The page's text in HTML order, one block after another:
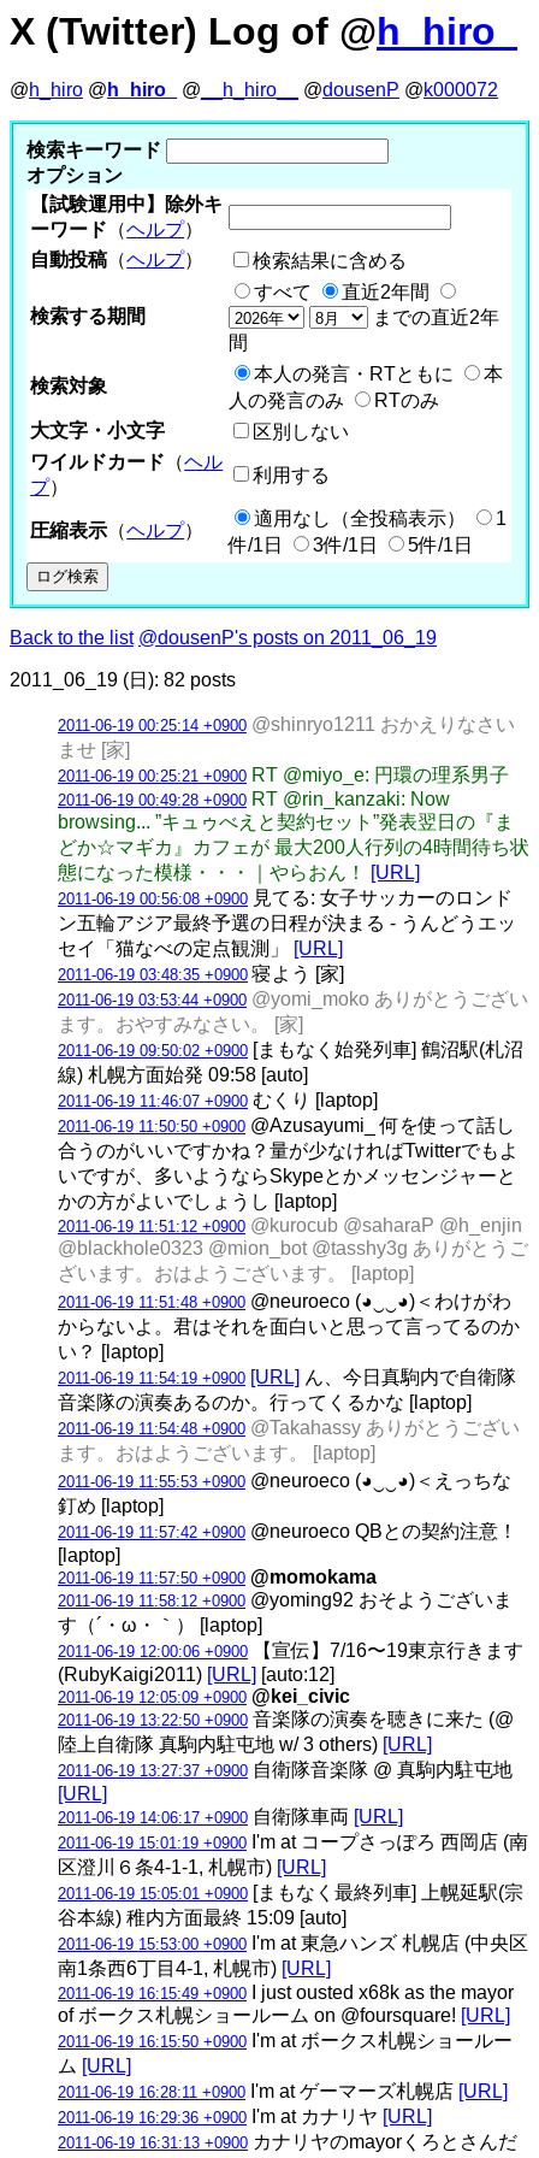
X (Twitter) Log of @h_hiro_
@h_hiro @ h_hiro_ @ __h_hiro__ @dousenP @k000072
検索キーワード
オプション
【試験運用中】除外キ
ーワード （ヘルプ）
自動投稿 （ヘルプ） 検索結果に含める
検索する期間
すべて
直近2年間
までの直近2年
間
検索対象
本人の発言・RTともに
本
人の発言のみ
RTのみ
大文字・小文字
区別しない
ワイルドカード （ヘル
プ）
利用する
圧縮表示 （ヘルプ）
適用なし（全投稿表示）
1
件/1日
3件/1日 5件/1日
Back to the list @dousenP's posts on 2011_06_19
2011_06_19 (日): 82 posts
2011-06-19 00:25:14 +0900 @shinryo1211 おかえりなさい
ませ [家]
2011-06-19 00:25:21 +0900 RT @miyo_e: 円環の理系男子
2011-06-19 00:49:28 +0900 RT @rin_kanzaki: Now
browsing... ”キュゥべえと契約セット”発表翌日の『ま
どか☆マギカ』カフェが 最大200人行列の4時間待ち状
態になった模様・・・｜やらおん！
[URL]
2011-06-19 00:56:08 +0900 見てる: 女子サッカーのロンド
ン五輪アジア最終予選の日程が決まる - うんどうエッ
セイ「猫なべの定点観測」
[URL]
2011-06-19 03:48:35 +0900 寝よう [家]
2011-06-19 03:53:44 +0900 @yomi_moko ありがとうござい
ます。おやすみなさい。 [家]
2011-06-19 09:50:02 +0900 [まもなく始発列車] 鶴沼駅(札沼
線) 札幌方面始発 09:58 [auto]
2011-06-19 11:46:07 +0900 むくり [laptop]
2011-06-19 11:50:50 +0900 @Azusayumi_ 何を使って話し
合うのがいいですかね？量が少なければTwitterでもよ
いですが、多いようならSkypeとかメッセンジャーと
かの方がよいでしょうし [laptop]
2011-06-19 11:51:12 +0900 @kurocub @saharaP @h_enjin
@blackhole0323 @mion_bot @tasshy3g ありがとうご
ざいます。おはようございます。 [laptop]
2011-06-19 11:51:48 +0900 @neuroeco (◕‿‿◕)＜わけがわ
からないよ。君はそれを面白いと思って言ってるのか
い？ [laptop]
2011-06-19 11:54:19 +0900 [URL] ん、今日真駒内で自衛隊
音楽隊の演奏あるのか。行ってくるかな [laptop]
2011-06-19 11:54:48 +0900 @Takahassy ありがとうござい
ます。おはようございます。 [laptop]
2011-06-19 11:55:53 +0900 @neuroeco (◕‿‿◕)＜えっちな
釘め [laptop]
2011-06-19 11:57:42 +0900 @neuroeco QBとの契約注意！
[laptop]
2011-06-19 11:57:50 +0900 @momokama
2011-06-19 11:58:12 +0900 @yoming92 おそようございま
す（´・ω・｀） [laptop]
2011-06-19 12:00:06 +0900 【宣伝】7/16〜19東京行きます
(RubyKaigi2011) [URL] [auto:12]
2011-06-19 12:05:09 +0900 @kei_civic
2011-06-19 13:22:50 +0900 音楽隊の演奏を聴きに来た (@
陸上自衛隊 真駒内駐屯地 w/ 3 others) [URL]
2011-06-19 13:27:37 +0900 自衛隊音楽隊 @ 真駒内駐屯地
[URL]
2011-06-19 14:06:17 +0900 自衛隊車両 [URL]
2011-06-19 15:01:19 +0900 I'm at コープさっぽろ 西岡店 (南
区澄川６条4-1-1, 札幌市) [URL]
2011-06-19 15:05:01 +0900 [まもなく最終列車] 上幌延駅(宗
谷本線) 稚内方面最終 15:09 [auto]
2011-06-19 15:53:00 +0900 I'm at 東急ハンズ 札幌店 (中央区
南1条西6丁目4-1, 札幌市) [URL]
2011-06-19 16:15:49 +0900 I just ousted x68k as the mayor
of ボークス札幌ショールーム on @foursquare! [URL]
2011-06-19 16:15:50 +0900 I'm at ボークス札幌ショールー
ム [URL]
2011-06-19 16:28:11 +0900 I'm at ゲーマーズ札幌店 [URL]
2011-06-19 16:29:36 +0900 I'm at カナリヤ [URL]
2011-06-19 16:31:13 +0900 カナリヤのmayorくろとさんだ